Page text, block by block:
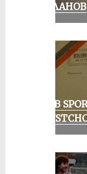
МИЛАНОВ
CLUB